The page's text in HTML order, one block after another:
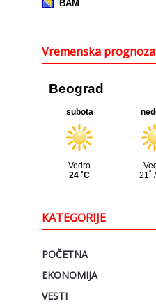
Vremenska prognoza
KATEGORIJE
POČETNA
EKONOMIJA
VESTI